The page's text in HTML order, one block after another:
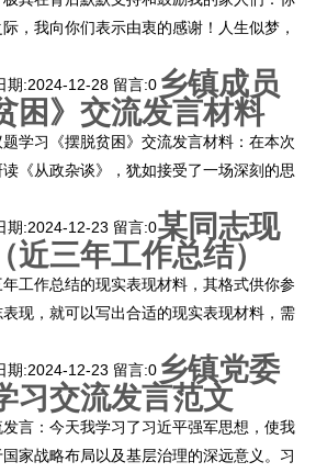
，我向你们表示由衷的感谢！人生似梦，
期:2024-12-28 留言:0 乡镇成员
困》交流发言材料
学习《摆脱贫困》交流发言材料：在本次
《从政杂谈》，犹如接受了一场深刻的思
期:2024-12-23 留言:0某同志现
近三年工作总结）
工作总结的现实表现材料，其格式供你参
现，就可以写出合适的现实表现材料，需
期:2024-12-23 留言:0 乡镇党委
习交流发言范文
言：今天我学习了习近平强军思想，使我
家战略布局以及基层治理的深远意义。习